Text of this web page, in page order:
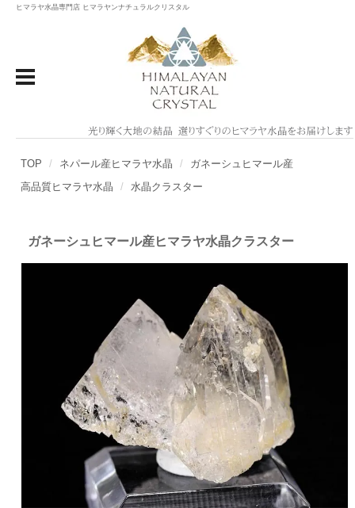
ヒマラヤ水晶専門店 ヒマラヤンナチュラルクリスタル
TOP ネパール産ヒマラヤ水晶
ガネーシュヒマール産
高品質ヒマラヤ水晶
水晶クラスター
ガネーシュヒマール産ヒマラヤ水晶クラスター